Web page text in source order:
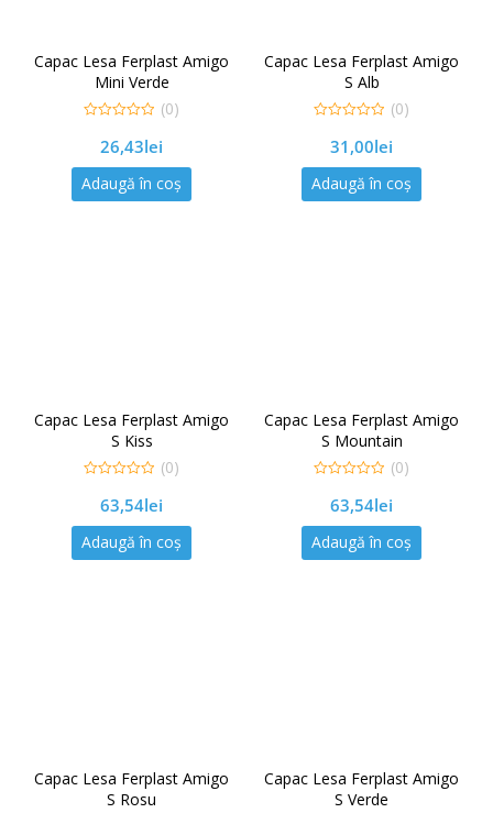
Capac Lesa Ferplast Amigo
Mini Verde
5
(0)
26,43lei
Adaugă în coș
Capac Lesa Ferplast Amigo
S Alb
5
(0)
31,00lei
Adaugă în coș
Capac Lesa Ferplast Amigo
S Kiss
5
(0)
63,54lei
Adaugă în coș
Capac Lesa Ferplast Amigo
S Mountain
5
(0)
63,54lei
Adaugă în coș
Capac Lesa Ferplast Amigo
S Rosu
Capac Lesa Ferplast Amigo
S Verde